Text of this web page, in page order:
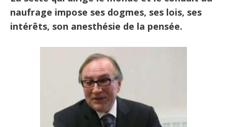
naufrage impose ses dogmes, ses lois, ses
intérêts, son anesthésie de la pensée.